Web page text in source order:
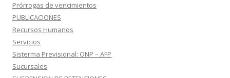
Prórrogas de vencimientos
PUBLICACIONES
Recursos Humanos
Servicios
Sisterma Previsional: ONP – AFP
Sucursales